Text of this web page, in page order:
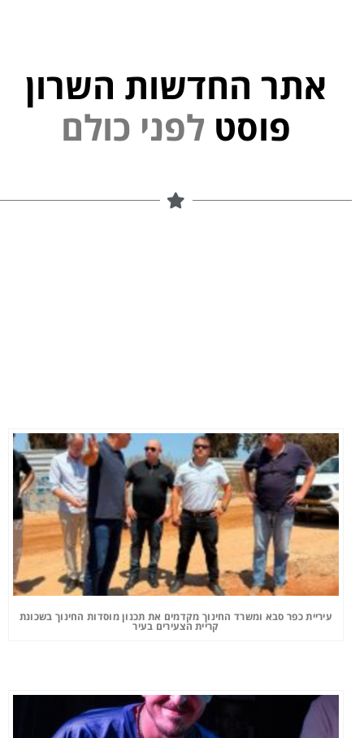
אתר החדשות השרון
פוסט
עיריית כפר סבא ומשרד החינוך מקדמים את תכנון מוסדות החינוך בשכונת
קריית הצעירים בעיר